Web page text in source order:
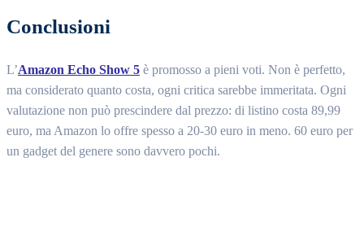
Conclusioni
L’Amazon Echo Show 5 è promosso a pieni voti. Non è perfetto,
ma considerato quanto costa, ogni critica sarebbe immeritata. Ogni
valutazione non può prescindere dal prezzo: di listino costa 89,99
euro, ma Amazon lo offre spesso a 20-30 euro in meno. 60 euro per
un gadget del genere sono davvero pochi.